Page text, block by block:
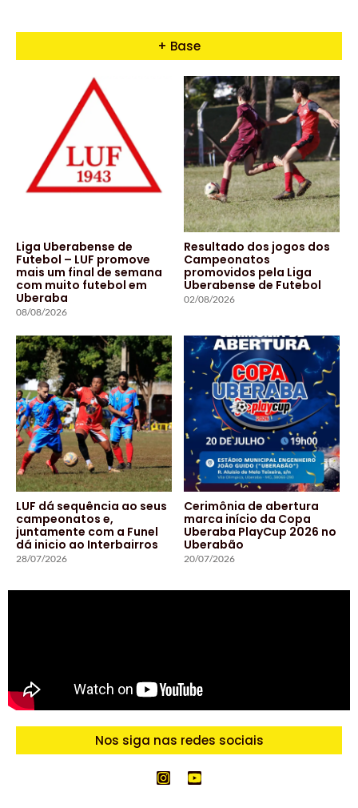
+ Base
Liga Uberabense de
Futebol – LUF promove
mais um final de semana
com muito futebol em
Uberaba
08/08/2026
Resultado dos jogos dos
Campeonatos
promovidos pela Liga
Uberabense de Futebol
02/08/2026
LUF dá sequência ao seus
campeonatos e,
juntamente com a Funel
dá inicio ao Interbairros
28/07/2026
Cerimônia de abertura
marca início da Copa
Uberaba PlayCup 2026 no
Uberabão
20/07/2026
Nos siga nas redes sociais